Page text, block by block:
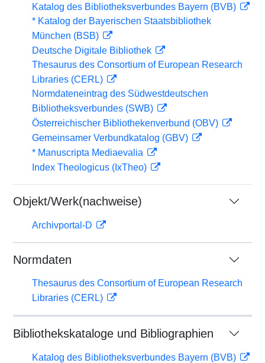
Katalog des Bibliotheksverbundes Bayern (BVB)
* Katalog der Bayerischen Staatsbibliothek
München (BSB)
Deutsche Digitale Bibliothek
Thesaurus des Consortium of European Research
Libraries (CERL)
Normdateneintrag des Südwestdeutschen
Bibliotheksverbundes (SWB)
Österreichischer Bibliothekenverbund (OBV)
Gemeinsamer Verbundkatalog (GBV)
* Manuscripta Mediaevalia
Index Theologicus (IxTheo)
Objekt/Werk(nachweise)
Archivportal-D
Normdaten
Thesaurus des Consortium of European Research
Libraries (CERL)
Bibliothekskataloge und Bibliographien
Katalog des Bibliotheksverbundes Bayern (BVB)